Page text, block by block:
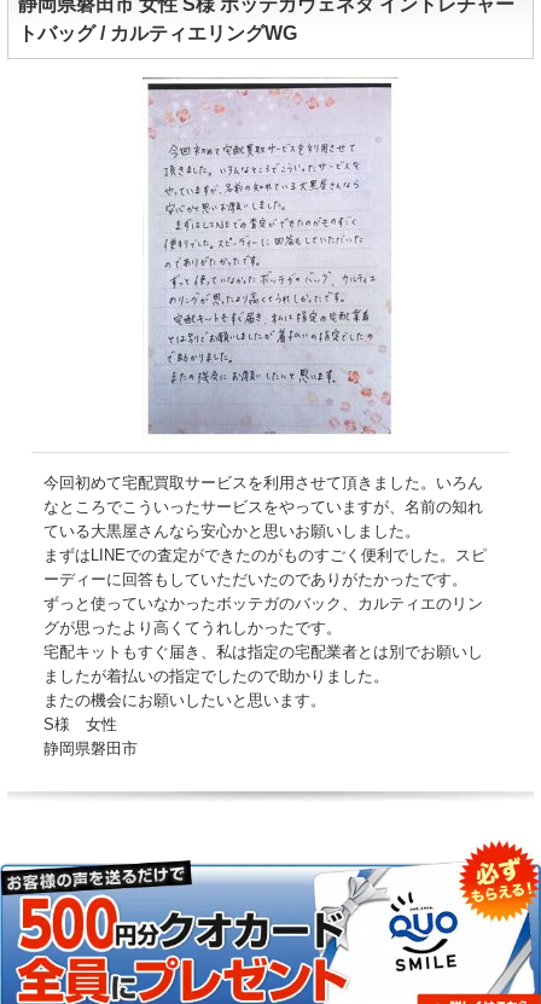
トバッグ / カルティエリングWG
今回初めて宅配買取サービスを利用させて頂きました。いろん
なところでこういったサービスをやっていますが、名前の知れ
ている大黒屋さんなら安心かと思いお願いしました。
まずはLINEでの査定ができたのがものすごく便利でした。スピ
ーディーに回答もしていただいたのでありがたかったです。
ずっと使っていなかったボッテガのバック、カルティエのリン
グが思ったより高くてうれしかったです。
宅配キットもすぐ届き、私は指定の宅配業者とは別でお願いし
ましたが着払いの指定でしたので助かりました。
またの機会にお願いしたいと思います。
S様 女性
静岡県磐田市